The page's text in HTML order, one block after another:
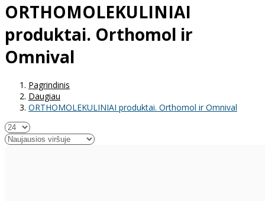
ORTHOMOLEKULINIAI
produktai. Orthomol ir
Omnival
Pagrindinis
Daugiau
ORTHOMOLEKULINIAI produktai. Orthomol ir Omnival